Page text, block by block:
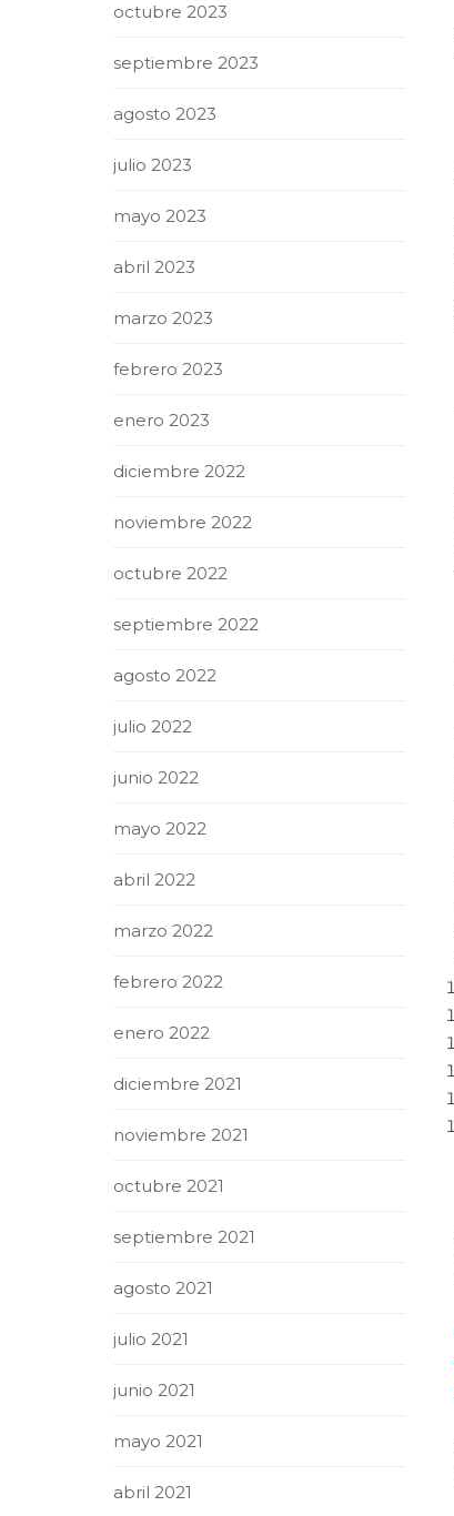
octubre 2023
septiembre 2023
agosto 2023
julio 2023
mayo 2023
abril 2023
marzo 2023
febrero 2023
enero 2023
diciembre 2022
noviembre 2022
octubre 2022
septiembre 2022
agosto 2022
julio 2022
junio 2022
mayo 2022
abril 2022
marzo 2022
febrero 2022
enero 2022
diciembre 2021
noviembre 2021
octubre 2021
septiembre 2021
agosto 2021
julio 2021
junio 2021
mayo 2021
abril 2021